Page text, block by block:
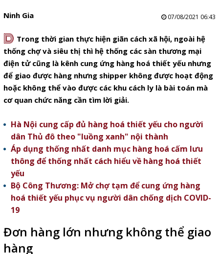
Ninh Gia 07/08/2021 06:43
D Trong thời gian thực hiện giãn cách xã hội, ngoài hệ
thống chợ và siêu thị thì hệ thống các sàn thương mại
điện tử cũng là kênh cung ứng hàng hoá thiết yếu nhưng
để giao được hàng nhưng shipper không được hoạt động
hoặc không thể vào được các khu cách ly là bài toán mà
cơ quan chức năng cần tìm lời giải.
Hà Nội cung cấp đủ hàng hoá thiết yếu cho người
dân Thủ đô theo "luồng xanh" nội thành
Áp dụng thống nhất danh mục hàng hoá cấm lưu
thông để thống nhất cách hiểu về hàng hoá thiết
yếu
Bộ Công Thương: Mở chợ tạm để cung ứng hàng
hoá thiết yếu phục vụ người dân chống dịch COVID-
19
Đơn hàng lớn nhưng không thể giao
hàng